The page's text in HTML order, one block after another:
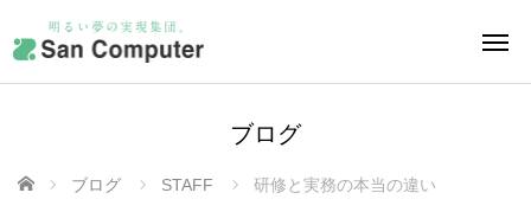
ブログ
ホーム ブログ STAFF 研修と実務の本当の違い